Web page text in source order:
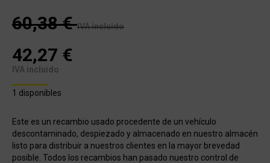
60,38€ IVA incluido
42,27 €
IVA incluido
1 disponibles
Este es un recambio usado procedente de un vehículo
descontaminado, despiezado y almacenado en nuestro almacén
listo para distribuir a nuestros clientes en la mayor brevedad
posible. Todos los recambios han pasado nuestro control de